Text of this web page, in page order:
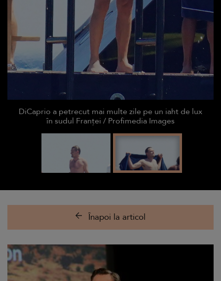
DiCaprio a petrecut mai multe zile pe un iaht de lux
în sudul Franței / Profimedia Images
Înapoi la articol